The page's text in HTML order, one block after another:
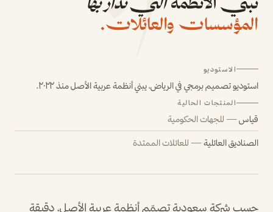
من نحن
تواصل
المؤسسات والعائلات.
الاستوديو
استوديو تصميم برمجي في الرياض، يبني أنظمة عربية الأصل منذ ٢٠٢٢.
المنتجات الحالية
قياس— للجهات الحكومية
الصناديق العائلية— للعائلات الممتدة
حسب شركة سعودية تصمّم أنظمة عربية الأصل، دقيقة